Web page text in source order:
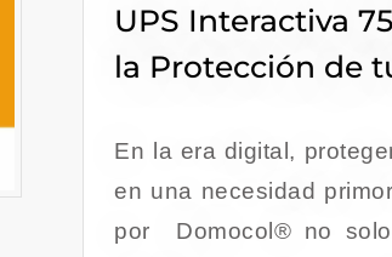
UPS Interactiva
la Protección de
En la era digital,
en una necesidad
por Domocol® no solo